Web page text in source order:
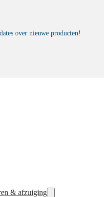
over nieuwe producten!
& afzuiging